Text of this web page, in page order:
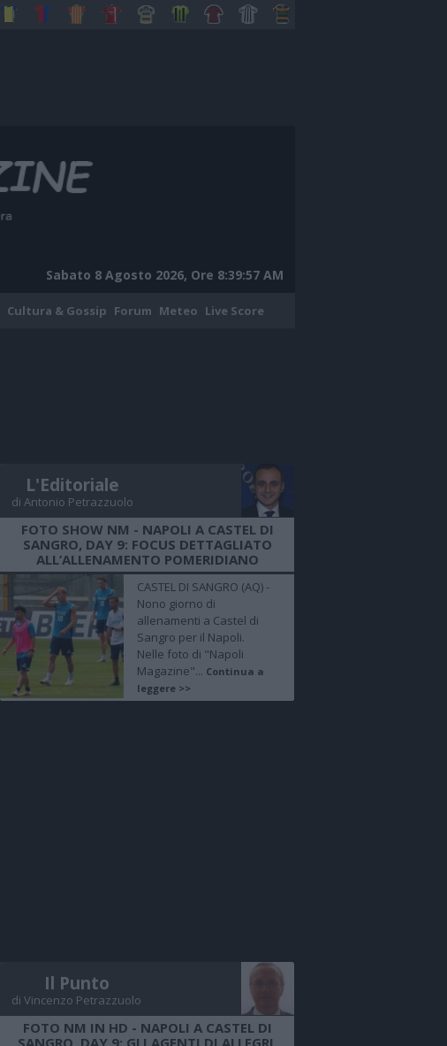
Sabato 8 Agosto 2026, Ore 8:39:58 AM
Cultura & Gossip Forum Meteo Live Score
L'Editoriale
di Antonio Petrazzuolo
FOTO SHOW NM - NAPOLI A CASTEL DI
SANGRO, DAY 9: FOCUS DETTAGLIATO
ALL’ALLENAMENTO POMERIDIANO
CASTEL DI SANGRO (AQ) -
Nono giorno di
allenamenti a Castel di
Sangro per il Napoli.
Nelle foto di "Napoli
Magazine"... Continua a
leggere >>
Il Punto
di Vincenzo Petrazzuolo
FOTO NM IN HD - NAPOLI A CASTEL DI